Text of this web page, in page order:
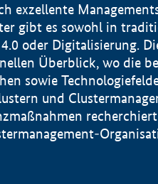
exzellente
gibt es sowohl in
oder Digitalisierung.
Überblick, wo die
sowie
und